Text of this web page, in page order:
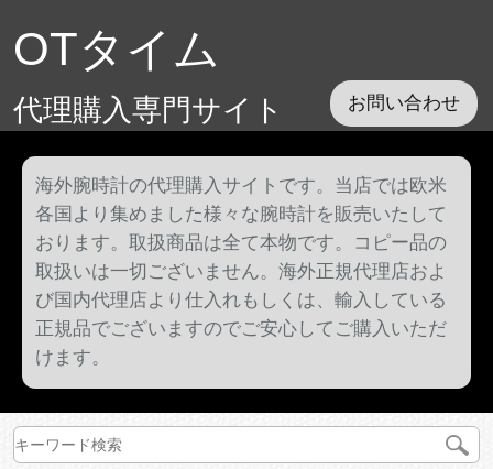
OTタイム
代理購入専門サイト お問い合わせ
海外腕時計の代理購入サイトです。当店では欧米
各国より集めました様々な腕時計を販売いたして
おります。取扱商品は全て本物です。コピー品の
取扱いは一切ございません。海外正規代理店およ
び国内代理店より仕入れもしくは、輸入している
正規品でございますのでご安心してご購入いただ
けます。